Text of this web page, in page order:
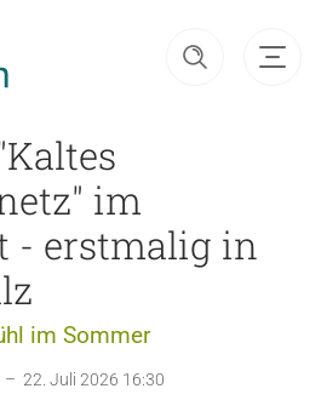
im
- erstmalig in
im Sommer
22. Juli 2026 16:30